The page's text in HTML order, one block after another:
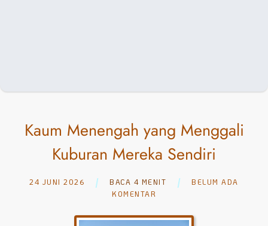
Kaum Menengah yang Menggali
Kuburan Mereka Sendiri
24 JUNI 2026 BACA 4 MENIT
BELUM ADA
KOMENTAR